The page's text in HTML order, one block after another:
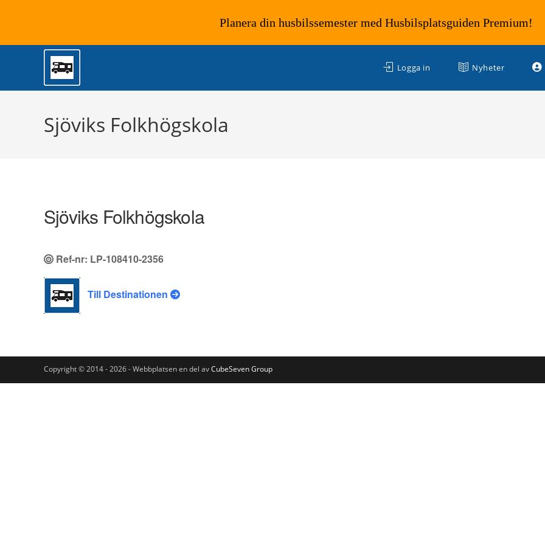
Logga in Nyheter
Sjöviks Folkhögskola
Sjöviks Folkhögskola
Ref-nr: LP-108410-2356
Till Destinationen
Copyright © 2014 - 2026 - Webbplatsen en del avCubeSeven Group
Planera din husbilssemester med Husbilsplatsguiden Premium!